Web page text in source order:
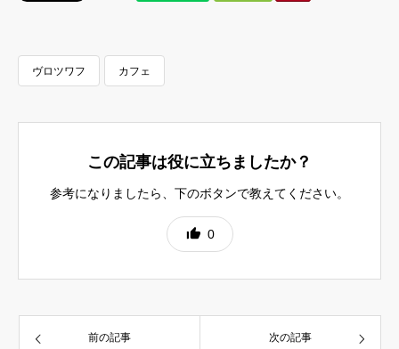
ヴロツワフ カフェ
この記事は役に立ちましたか？
参考になりましたら、下のボタンで教えてください。
0
前の記事 次の記事